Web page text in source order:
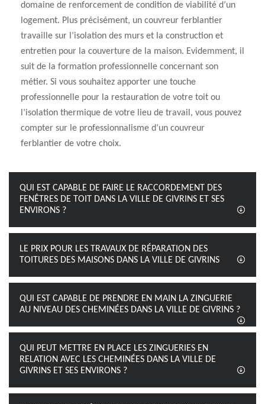
domaine de renforcement de condition de viabilité d’un
logement. Plus précisément, un couvreur ferblantier
travaille sur l’isolation des murs et la construction et
entretien pour la couverture de la maison. Evidemment, il
suit de la formation professionnelle concernant son
métier. Si vous souhaitez apporter une touche
professionnelle pour la restauration de votre toit ou
l’isolation thermique de votre lieu de travail, vous pouvez
compter sur le professionnalisme d’un couvreur
ferblantier de votre choix.
QUI EST CAPABLE DE FAIRE LE RACCORDEMENT DES
FENÊTRES DE TOIT DANS LA VILLE DE GIVRINS ET SES
ENVIRONS ?
LE PRIX POUR LES TRAVAUX DE RÉPARATION DES
TOITURES DES MAISONS DANS LA VILLE DE GIVRINS
QUI EST CAPABLE DE PRENDRE EN MAIN LA ZINGUERIE
AU NIVEAU DES CHEMINÉES DANS LA VILLE DE GIVRINS ?
QUI PEUT METTRE EN PLACE LES ZINGUERIES EN
RELATION AVEC LES CHEMINÉES DANS LA VILLE DE
GIVRINS ET SES ENVIRONS ?